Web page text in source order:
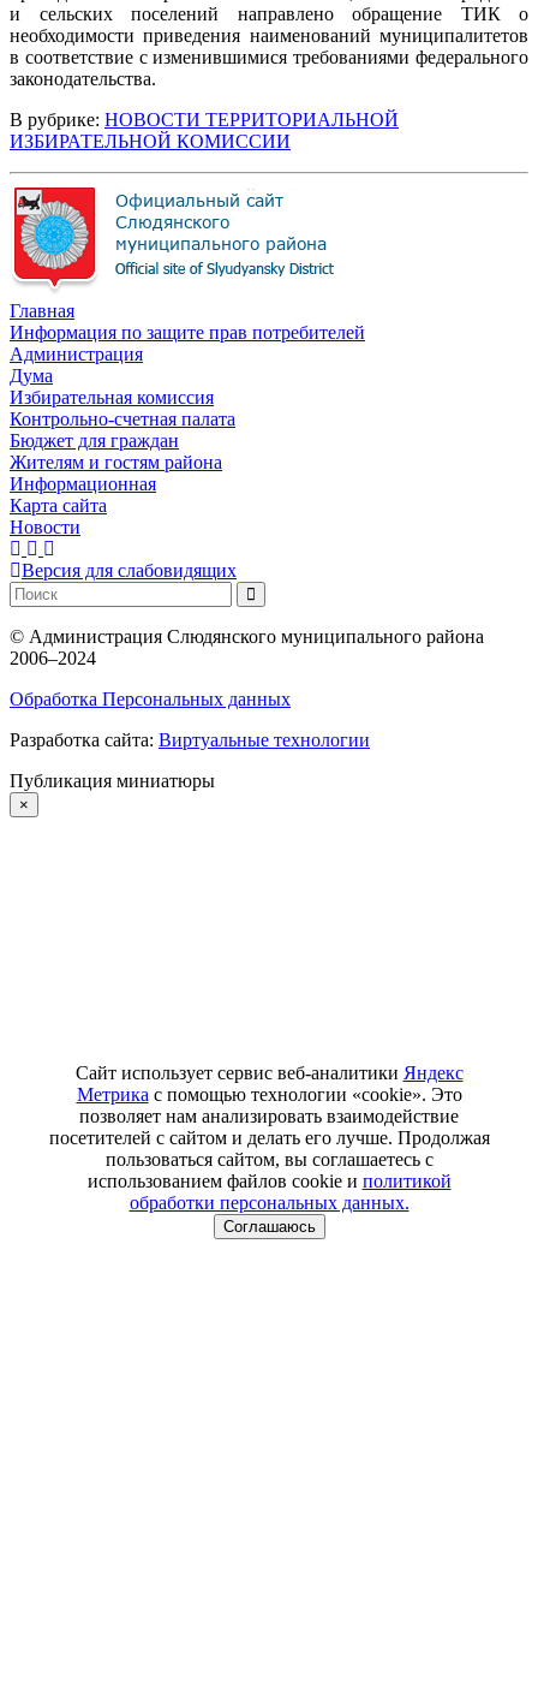
и сельских поселений направлено обращение ТИК о
необходимости приведения наименований муниципалитетов
в соответствие с изменившимися требованиями федерального
законодательства.
В рубрике: НОВОСТИ ТЕРРИТОРИАЛЬНОЙ
ИЗБИРАТЕЛЬНОЙ КОМИССИИ
Главная
Информация по защите прав потребителей
Администрация
Дума
Избирательная комиссия
Контрольно-счетная палата
Бюджет для граждан
Жителям и гостям района
Информационная
Карта сайта
Новости
Версия для слабовидящих
© Администрация Слюдянского муниципального района
2006–2024
Обработка Персональных данных
Разработка сайта: Виртуальные технологии
Публикация миниатюры
×
Сайт использует сервис веб-аналитики Яндекс
Метрика с помощью технологии «cookie». Это
позволяет нам анализировать взаимодействие
посетителей с сайтом и делать его лучше. Продолжая
пользоваться сайтом, вы соглашаетесь с
использованием файлов cookie и политикой
обработки персональных данных.
Соглашаюсь